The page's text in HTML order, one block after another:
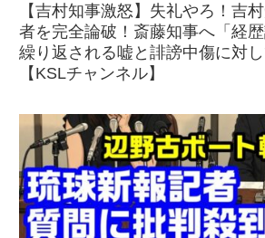
【吉村知事激怒】失礼やろ！吉
者を完全論破！斎藤知事へ「経歴
繰り返される嘘と誹謗中傷に対
【KSLチャンネル】